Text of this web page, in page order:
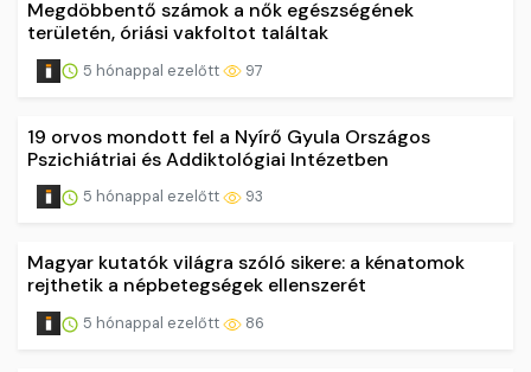
Megdöbbentő számok a nők egészségének
területén, óriási vakfoltot találtak
5 hónappal ezelőtt 97
19 orvos mondott fel a Nyírő Gyula Országos
Pszichiátriai és Addiktológiai Intézetben
5 hónappal ezelőtt 93
Magyar kutatók világra szóló sikere: a kénatomok
rejthetik a népbetegségek ellenszerét
5 hónappal ezelőtt 86